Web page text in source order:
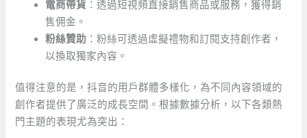
電商帶貨 ：透過短視頻直接銷售商品或服務，獲得銷
售佣金。
粉絲贊助 ：粉絲可透過虛擬禮物和訂閱支持創作者，
以換取獨家內容。
值得注意的是，抖音的用戶群體多樣化，為不同內容領域的
創作者提供了廣泛的成長空間。根據數據分析，以下各類熱
門主題的表現尤為突出：